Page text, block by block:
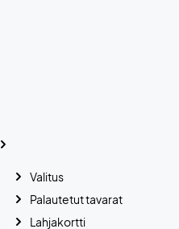
Valitus
Palautetut tavarat
Lahjakortti